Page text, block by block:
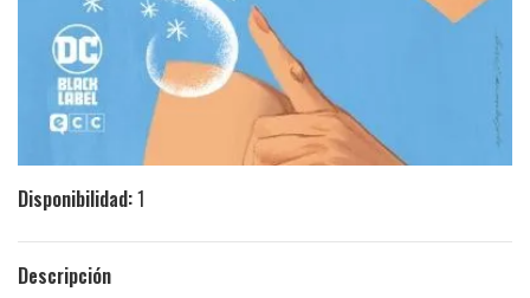
Disponibilidad:1
Descripción